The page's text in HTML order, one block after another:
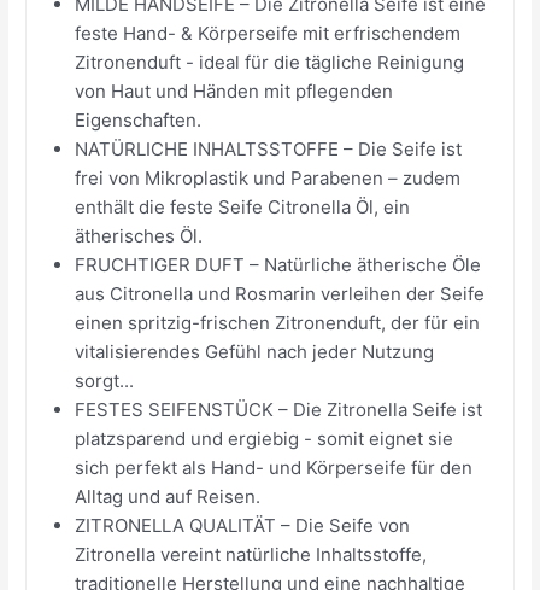
feste Hand- & Körperseife mit erfrischendem
Zitronenduft - ideal für die tägliche Reinigung
von Haut und Händen mit pflegenden
Eigenschaften.
NATÜRLICHE INHALTSSTOFFE – Die Seife ist
frei von Mikroplastik und Parabenen – zudem
enthält die feste Seife Citronella Öl, ein
ätherisches Öl.
FRUCHTIGER DUFT – Natürliche ätherische Öle
aus Citronella und Rosmarin verleihen der Seife
einen spritzig-frischen Zitronenduft, der für ein
vitalisierendes Gefühl nach jeder Nutzung
sorgt...
FESTES SEIFENSTÜCK – Die Zitronella Seife ist
platzsparend und ergiebig - somit eignet sie
sich perfekt als Hand- und Körperseife für den
Alltag und auf Reisen.
ZITRONELLA QUALITÄT – Die Seife von
Zitronella vereint natürliche Inhaltsstoffe,
traditionelle Herstellung und eine nachhaltige